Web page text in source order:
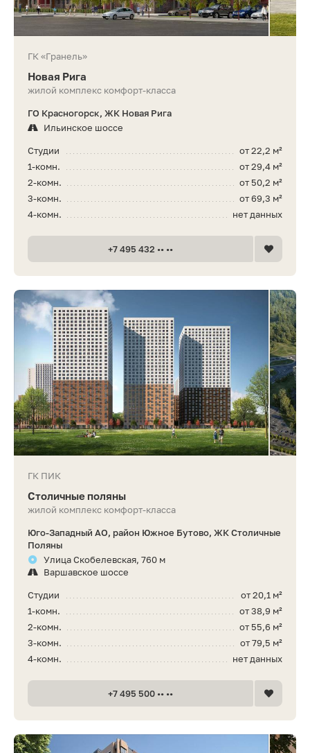
ГК «Гранель»
Новая Рига
жилой комплекс комфорт-класса
ГО Красногорск, ЖК Новая Рига
Ильинское шоссе
от 22,2 м²
Студии
от 29,4 м²
1-комн.
от 50,2 м²
2-комн.
от 69,3 м²
3-комн.
нет данных
4-комн.
+7 495 432 •• ••
ГК ПИК
Столичные поляны
жилой комплекс комфорт-класса
Юго-Западный АО, район Южное Бутово, ЖК Столичные
Поляны
Улица Скобелевская, 760 м
Варшавское шоссе
от 20,1 м²
Студии
от 38,9 м²
1-комн.
от 55,6 м²
2-комн.
от 79,5 м²
3-комн.
нет данных
4-комн.
+7 495 500 •• ••